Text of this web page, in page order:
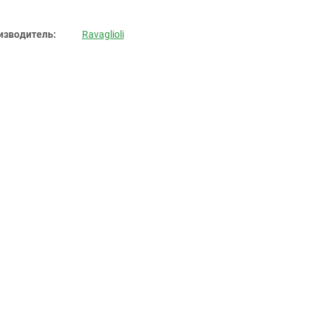
Ravaglioli